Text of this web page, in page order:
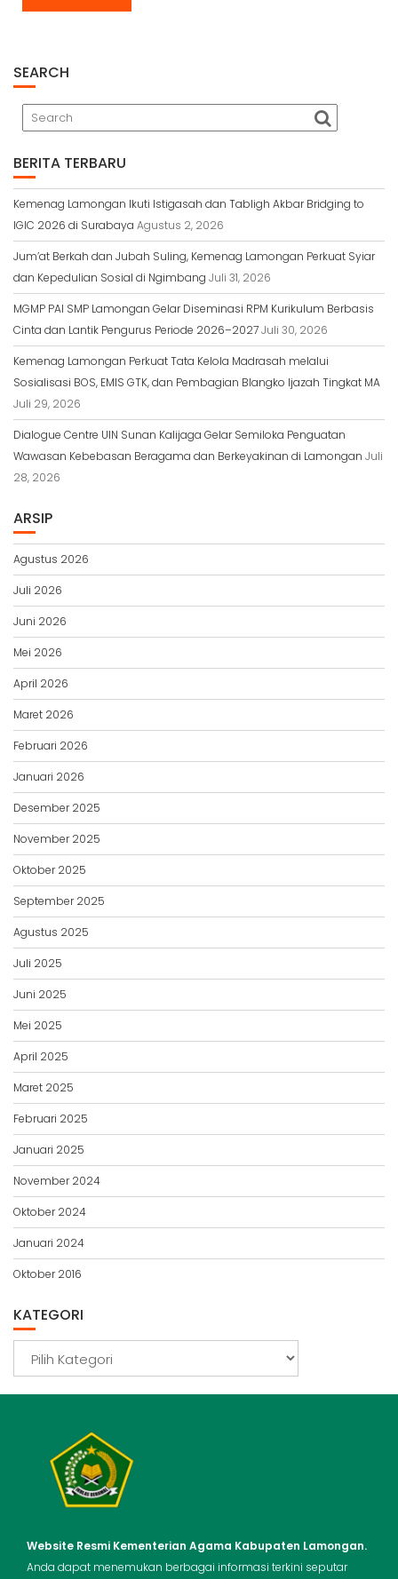
SEARCH
BERITA TERBARU
Kemenag Lamongan Ikuti Istigasah dan Tabligh Akbar Bridging to
IGIC 2026 di Surabaya Agustus 2, 2026
Jum’at Berkah dan Jubah Suling, Kemenag Lamongan Perkuat Syiar
dan Kepedulian Sosial di Ngimbang Juli 31, 2026
MGMP PAI SMP Lamongan Gelar Diseminasi RPM Kurikulum Berbasis
Cinta dan Lantik Pengurus Periode 2026–2027Juli 30, 2026
Kemenag Lamongan Perkuat Tata Kelola Madrasah melalui
Sosialisasi BOS, EMIS GTK, dan Pembagian Blangko Ijazah Tingkat MA
Juli 29, 2026
Dialogue Centre UIN Sunan Kalijaga Gelar Semiloka Penguatan
Wawasan Kebebasan Beragama dan Berkeyakinan di Lamongan Juli
28, 2026
ARSIP
Agustus 2026
Juli 2026
Juni 2026
Mei 2026
April 2026
Maret 2026
Februari 2026
Januari 2026
Desember 2025
November 2025
Oktober 2025
September 2025
Agustus 2025
Juli 2025
Juni 2025
Mei 2025
April 2025
Maret 2025
Februari 2025
Januari 2025
November 2024
Oktober 2024
Januari 2024
Oktober 2016
KATEGORI
Website Resmi Kementerian Agama Kabupaten Lamongan.
Anda dapat menemukan berbagai informasi terkini seputar